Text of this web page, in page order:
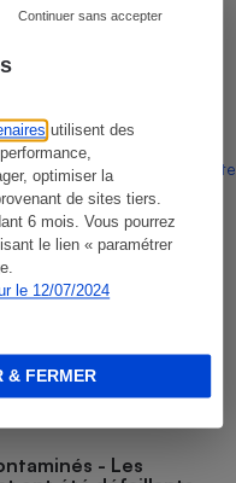
utilisent des
optimiser la
de sites tiers.
6 mois. Vous pourrez
le lien « paramétrer
le 12/07/2024
Continuer sans accepter
& FERMER
du marché,
autorisations données
aux règles de
La Note
entre Que
contaminés par la
- Les